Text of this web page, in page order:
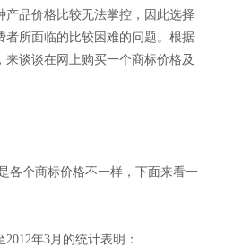
产品价格比较无法掌控，因此选择
者所面临的比较困难的问题。根据
谈谈在网上购买一个商标价格及
个商标价格不一样，下面来看一
年3月的统计表明：